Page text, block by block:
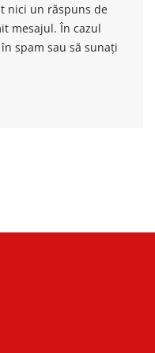
nici un răspuns de
mesajul. În cazul
spam sau să sunați